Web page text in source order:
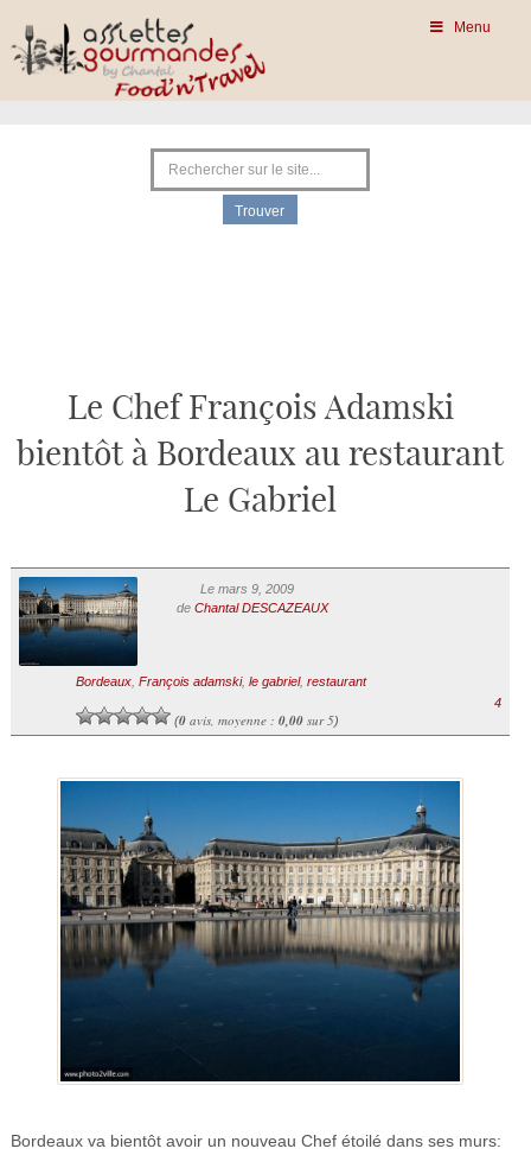
Menu
Le Chef François Adamski
bientôt à Bordeaux au restaurant
Le Gabriel
Le mars 9, 2009
de Chantal DESCAZEAUX
Bordeaux, François adamski, le gabriel, restaurant
(0avis, moyenne : 0,00sur 5)
4
Bordeaux va bientôt avoir un nouveau Chef étoilé dans ses murs: